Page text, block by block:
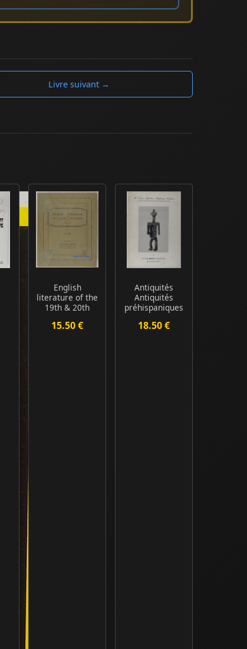
Livre suivant →
English
literature of the
19th & 20th
I....
15.50 €
Antiquités
Antiquités
préhispaniques
Océanie ...
18.50 €